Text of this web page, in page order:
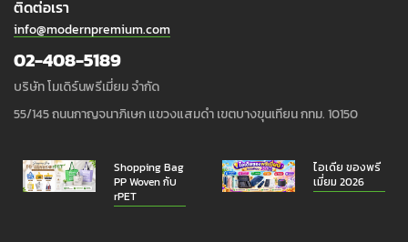
ติดต่อเรา
info@modernpremium.com
02-408-5189
บริษัท โมเดิร์นพรีเมี่ยม จำกัด
55/145 ถนนกาญจนาภิเษก แขวงแสมดำ เขตบางขุนเทียน กทม. 10150
Shopping Bag
PP Woven กับ
rPET
ไอเดีย ของพรี
เมี่ยม 2026